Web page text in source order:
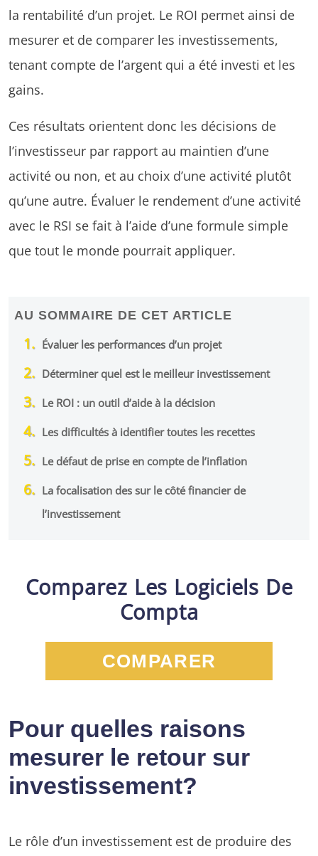
la rentabilité d’un projet. Le ROI permet ainsi de
mesurer et de comparer les investissements,
tenant compte de l’argent qui a été investi et les
gains.
Ces résultats orientent donc les décisions de
l’investisseur par rapport au maintien d’une
activité ou non, et au choix d’une activité plutôt
qu’une autre. Évaluer le rendement d’une activité
avec le RSI se fait à l’aide d’une formule simple
que tout le monde pourrait appliquer.
AU SOMMAIRE DE CET ARTICLE
Évaluer les performances d’un projet
Déterminer quel est le meilleur investissement
Le ROI : un outil d’aide à la décision
Les difficultés à identifier toutes les recettes
Le défaut de prise en compte de l’inflation
La focalisation des sur le côté financier de
l’investissement
Comparez Les Logiciels De
Compta
COMPARER
Pour quelles raisons
mesurer le retour sur
investissement?
Le rôle d’un investissement est de produire des